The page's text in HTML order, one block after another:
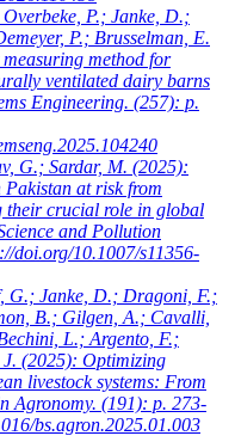
P.; Janke, D.;
P.; Brusselman, E.
method for
ventilated dairy barns
Engineering. (257): p.
G.; Sardar, M. (2025):
at risk from
their crucial role in global
and Pollution
doi.org/10.1007/s11356-
G.; Janke, D.; Dragoni, F.;
B.; Gilgen, A.; Cavalli,
L.; Argento, F.;
(2025): Optimizing
livestock systems: From
Agronomy. (191): p. 273-
bs.agron.2025.01.003